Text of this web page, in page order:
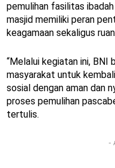
pemulihan fasilitas
masjid memiliki peran
keagamaan sekaligus
“Melalui kegiatan ini, BNI
masyarakat untuk
sosial dengan aman dan
proses pemulihan
tertulis.
-